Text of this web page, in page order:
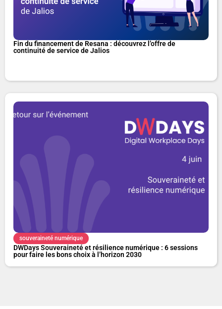
Fin du financement de Resana : découvrez l’offre de
continuité de service de Jalios
souveraineté numérique
DWDays Souveraineté et résilience numérique : 6 sessions
pour faire les bons choix à l’horizon 2030